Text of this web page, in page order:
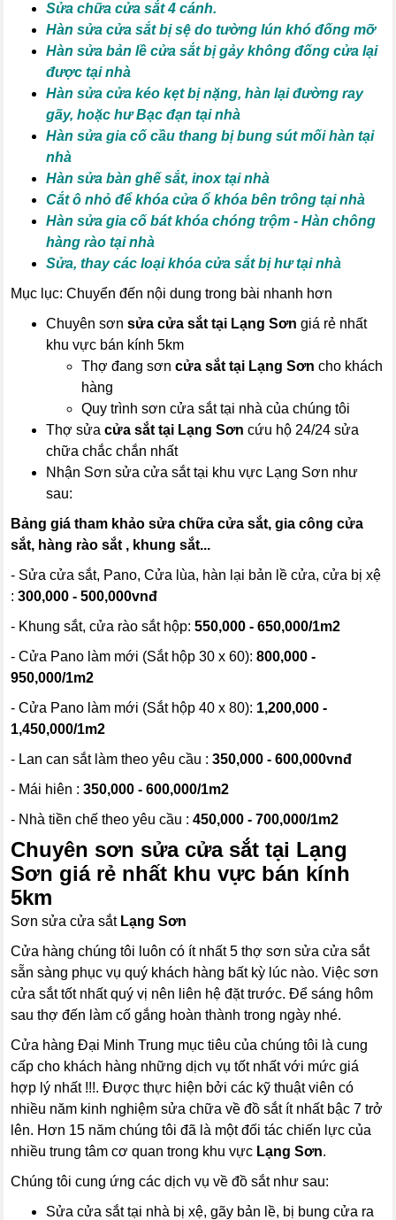
Sửa chữa cửa sắt 4 cánh.
Hàn sửa cửa sắt bị sệ do tường lún khó đống mỡ
Hàn sửa bản lề cửa sắt bị gảy không đống cửa lại
được tại nhà
Hàn sửa cửa kéo kẹt bị nặng, hàn lại đường ray
gãy, hoặc hư Bạc đạn tại nhà
Hàn sửa gia cố cầu thang bị bung sút mối hàn tại
nhà
Hàn sửa bàn ghế sắt, inox tại nhà
Cắt ô nhỏ để khóa cửa ổ khóa bên trông tại nhà
Hàn sửa gia cố bát khóa chóng trộm - Hàn chông
hàng rào tại nhà
Sửa, thay các loại khóa cửa sắt bị hư tại nhà
Mục lục: Chuyển đến nội dung trong bài nhanh hơn
Chuyên sơnsửa cửa sắt tại Lạng Sơn giá rẻ nhất
khu vực bán kính 5km
Thợ đang sơncửa sắt tại Lạng Sơn cho khách
hàng
Quy trình sơn cửa sắt tại nhà của chúng tôi
Thợ sửacửa sắt tại Lạng Sơn cứu hộ 24/24 sửa
chữa chắc chắn nhất
Nhận Sơn sửa cửa sắt tại khu vực Lạng Sơn như
sau:
Bảng giá tham khảo sửa chữa cửa sắt, gia công cửa
sắt, hàng rào sắt , khung sắt...
- Sửa cửa sắt, Pano, Cửa lùa, hàn lại bản lề cửa, cửa bị xệ
:300,000 - 500,000vnđ
- Khung sắt, cửa rào sắt hộp:550,000 - 650,000/1m2
- Cửa Pano làm mới (Sắt hộp 30 x 60): 800,000 -
950,000/1m2
- Cửa Pano làm mới (Sắt hộp 40 x 80): 1,200,000 -
1,450,000/1m2
- Lan can sắt làm theo yêu cầu :350,000 - 600,000vnđ
- Mái hiên :350,000 - 600,000/1m2
- Nhà tiền chế theo yêu cầu :450,000 - 700,000/1m2
Chuyên sơn sửa cửa sắt tại Lạng
Sơn giá rẻ nhất khu vực bán kính
5km
Sơn sửa cửa sắt Lạng Sơn
Cửa hàng chúng tôi luôn có ít nhất 5 thợ sơn sửa cửa sắt
sẵn sàng phục vụ quý khách hàng bất kỳ lúc nào. Việc sơn
cửa sắt tốt nhất quý vị nên liên hệ đặt trước. Để sáng hôm
sau thợ đến làm cố gắng hoàn thành trong ngày nhé.
Cửa hàng Đại Minh Trung mục tiêu của chúng tôi là cung
cấp cho khách hàng những dịch vụ tốt nhất với mức giá
hợp lý nhất !!!. Được thực hiện bởi các kỹ thuật viên có
nhiều năm kinh nghiệm sửa chữa về đồ sắt ít nhất bậc 7 trở
lên. Hơn 15 năm chúng tôi đã là một đối tác chiến lực của
nhiều trung tâm cơ quan trong khu vực Lạng Sơn.
Chúng tôi cung ứng các dịch vụ về đồ sắt như sau:
Sửa cửa sắt tại nhà bị xệ, gãy bản lề, bị bung cửa ra